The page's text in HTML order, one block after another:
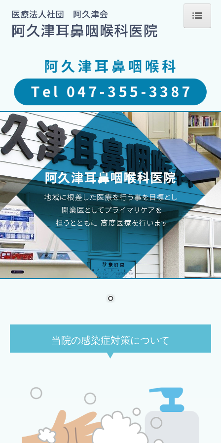
当院のご案内
診察時間のお知らせ
交通案内
医師のご紹介
耳の病気
鼻の病気
のどの病気
目眩・神経耳科の病気
舌下免疫療法
アレルギー性鼻炎
個人情報保護方針
当院の感染症対策について